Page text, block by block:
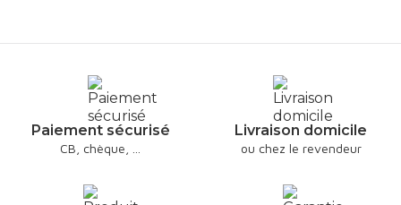
Paiement sécurisé
CB, chèque, ...
Livraison domicile
ou chez le revendeur